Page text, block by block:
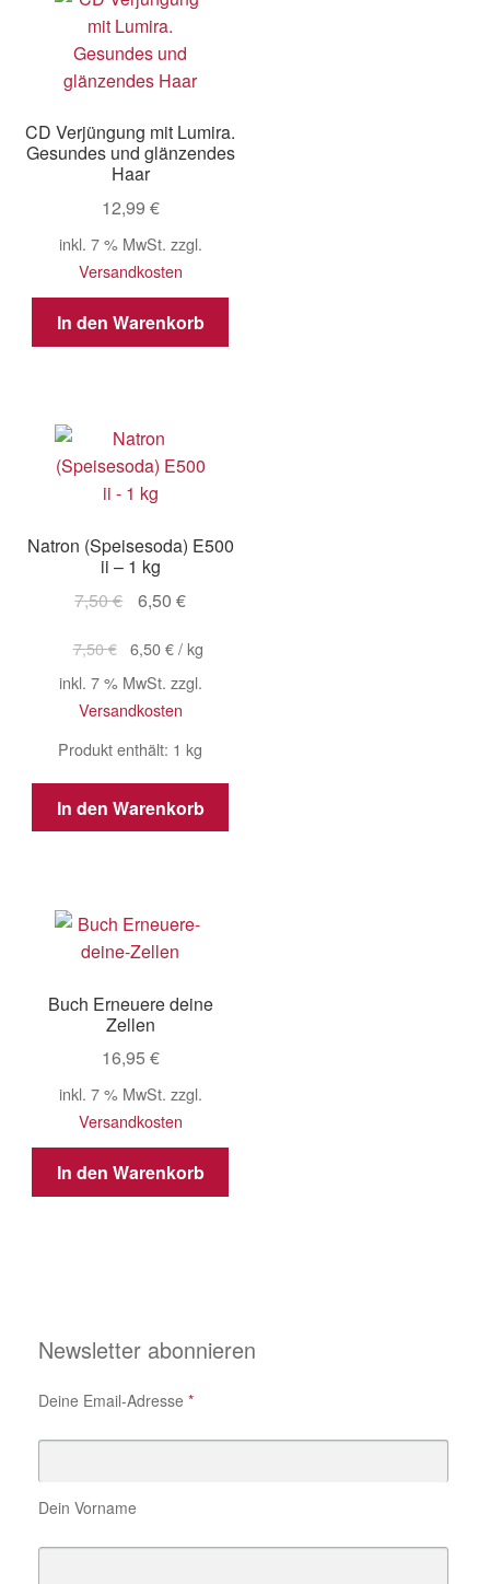
CD Verjüngung mit Lumira.
Gesundes und glänzendes
Haar
12,99 €
inkl. 7 % MwSt. zzgl.
Versandkosten
In den Warenkorb
Natron (Speisesoda) E500
ii – 1 kg
7,50€ Ursprünglicher
war:
7,50 €
6,50€Aktueller
ist:
6,50 €.
7,50€ 6,50€/kg
inkl. 7 % MwSt. zzgl.
Versandkosten
Produkt enthält: 1kg
In den Warenkorb
Buch Erneuere deine
Zellen
16,95 €
inkl. 7 % MwSt. zzgl.
Versandkosten
In den Warenkorb
Newsletter abonnieren
Deine Email-Adresse *
Dein Vorname